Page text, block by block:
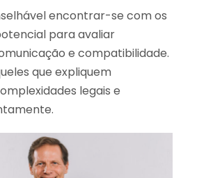
encontrar-se com os
para avaliar
e compatibilidade.
que expliquem
legais e